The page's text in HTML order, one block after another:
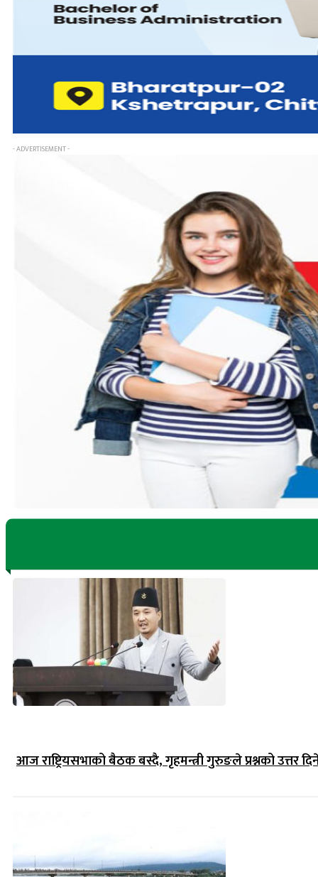
- ADVERTISEMENT -
आज राष्ट्रियसभाको बैठक बस्दै, गृहमन्त्री गुरुङले प्रश्नको उत्तर